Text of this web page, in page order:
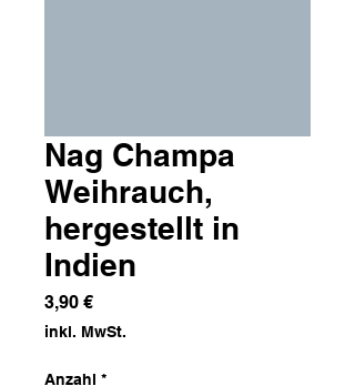
Nag Champa
Weihrauch,
hergestellt in
Indien
3,90 €Preis
inkl. MwSt.
Anzahl *